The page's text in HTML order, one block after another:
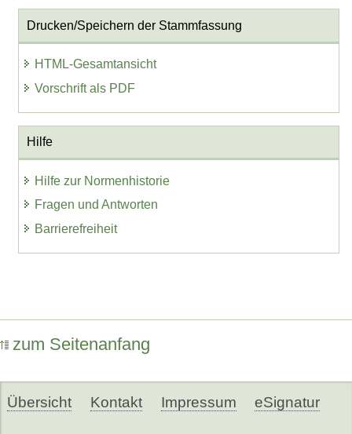
Drucken/Speichern der Stammfassung
HTML-Gesamtansicht
Vorschrift als PDF
Hilfe
Hilfe zur Normenhistorie
Fragen und Antworten
Barrierefreiheit
zum Seitenanfang
Übersicht Kontakt Impressum eSignatur